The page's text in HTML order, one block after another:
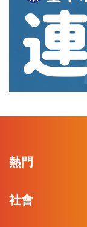
熱門
社會